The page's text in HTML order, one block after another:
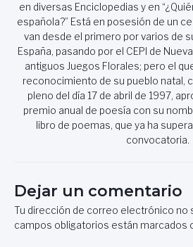
en diversas Enciclopedias y en
española?” Está en posesión de un
van desde el primero por varios de
España, pasando por el CEPI de
antiguos Juegos Florales; pero el
reconocimiento de su pueblo natal,
pleno del día 17 de abril de 1997,
premio anual de poesía con su
libro de poemas, que ya ha
convocatoria.
Dejar un comentario
Tu dirección de correo electrónico no
campos obligatorios están marcados